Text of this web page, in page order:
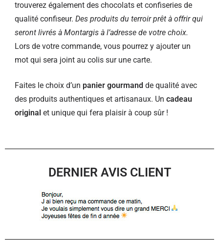
trouverez également des chocolats et confiseries de
qualité confiseur. Des produits du terroir prêt à offrir qui
seront livrés à Montargis à l’adresse de votre choix.
Lors de votre commande, vous pourrez y ajouter un
mot qui sera joint au colis sur une carte.
Faites le choix d’un panier gourmand de qualité avec
des produits authentiques et artisanaux. Un cadeau
original et unique qui fera plaisir à coup sûr !
DERNIER AVIS CLIENT